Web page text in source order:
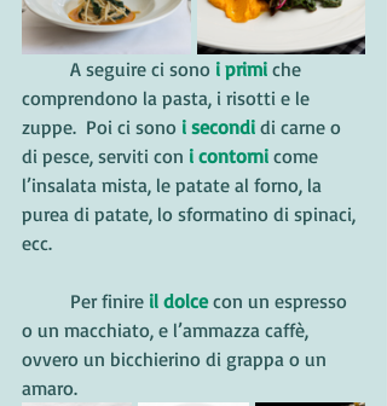
	A seguire ci sono
i primi che
comprendono la pasta, i risotti e le
zuppe.  Poi ci sono i secondi di carne o
di pesce, serviti con i contorni come
l’insalata mista, le patate al forno, la
purea di patate, lo sformatino di spinaci,
ecc.
	Per finire
il dolce con un espresso
o un macchiato, e l’ammazza caffè,
ovvero un bicchierino di grappa o un
amaro.